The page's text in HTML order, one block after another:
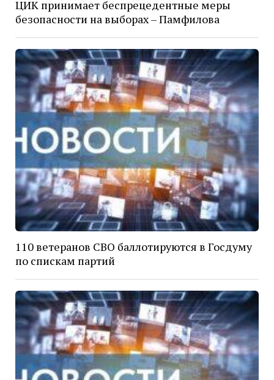
ЦИК принимает беспрецедентные меры
безопасности на выборах – Памфилова
110 ветеранов СВО баллотируются в Госдуму
по спискам партий